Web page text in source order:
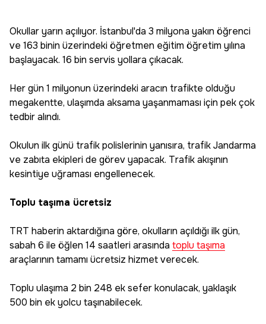
Okullar yarın açılıyor. İstanbul'da 3 milyona yakın öğrenci
ve 163 binin üzerindeki öğretmen eğitim öğretim yılına
başlayacak. 16 bin servis yollara çıkacak.
Her gün 1 milyonun üzerindeki aracın trafikte olduğu
megakentte, ulaşımda aksama yaşanmaması için pek çok
tedbir alındı.
Okulun ilk günü trafik polislerinin yanısıra, trafik Jandarma
ve zabıta ekipleri de görev yapacak. Trafik akışının
kesintiye uğraması engellenecek.
Toplu taşıma ücretsiz
TRT haberin aktardığına göre, okulların açıldığı ilk gün,
sabah 6 ile öğlen 14 saatleri arasında toplu taşıma
araçlarının tamamı ücretsiz hizmet verecek.
Toplu ulaşıma 2 bin 248 ek sefer konulacak, yaklaşık
500 bin ek yolcu taşınabilecek.